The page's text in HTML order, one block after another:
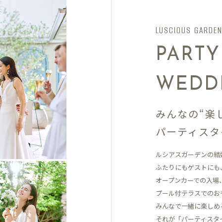
LUSCIOUS GARDEN
みんなの“楽
パーティス
ルシアスガーデンの
ふたりにもゲストにも
オープンカーでの入
プール付テラスでのお
みんなで一緒に楽し
それが「パーティス